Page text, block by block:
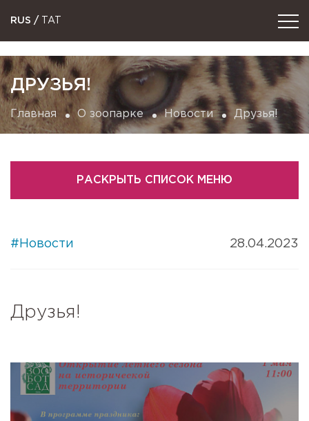
RUS / TAT
ДРУЗЬЯ!
Главная О зоопарке Новости Друзья!
РАСКРЫТЬ СПИСОК МЕНЮ
#Новости 28.04.2023
Друзья!